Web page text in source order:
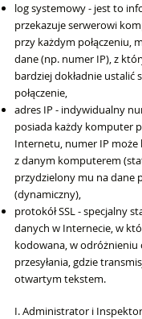
log systemowy - jest to
przekazuje serwerowi
przy każdym połączeniu,
dane (np. numer IP), z
bardziej dokładnie ustalić
połączenie,
adres IP - indywidualny
posiada każdy komputer
Internetu, numer IP może
z danym komputerem
przydzielony mu na dane
(dynamiczny),
protokół SSL - specjalny
danych w Internecie, w
kodowana, w odróżnieniu
przesyłania, gdzie
otwartym tekstem.
I. Administrator i